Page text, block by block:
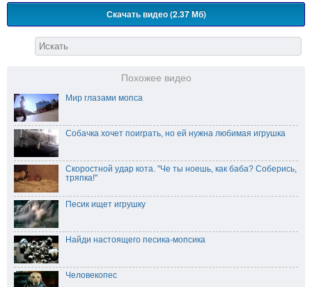
Скачать видео (2.37 Мб)
Похожее видео
Мир глазами мопса
Собачка хочет поиграть, но ей нужна любимая игрушка
Скоростной удар кота. "Че ты ноешь, как баба? Соберись,
тряпка!"
Песик ищет игрушку
Найди настоящего песика-мопсика
Человекопес